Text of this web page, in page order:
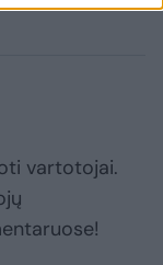
vartotojai.